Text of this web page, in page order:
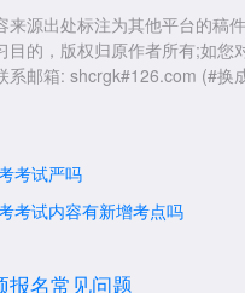
求
业，还需要满足特定的职业
医学等)：需取得省级卫生
证书，或国家认可的普通中专相
级卫生行政部门颁发的执业
求是从事卫生、医药行业工
从事的专业对口。
来源出处标注为其他平台的稿
目的，版权归原作者所有;如您
系邮箱: shcrgk#126.com (#换
考试严吗
考试内容有新增考点吗